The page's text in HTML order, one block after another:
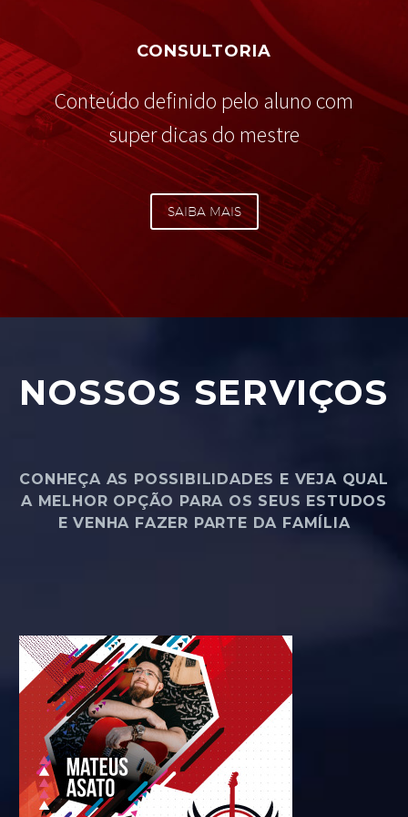
CONSULTORIA
Conteúdo definido pelo aluno com
super dicas do mestre
SAIBA MAIS
NOSSOS SERVIÇOS
CONHEÇA AS POSSIBILIDADES E VEJA QUAL
A MELHOR OPÇÃO PARA OS SEUS ESTUDOS
E VENHA FAZER PARTE DA FAMÍLIA